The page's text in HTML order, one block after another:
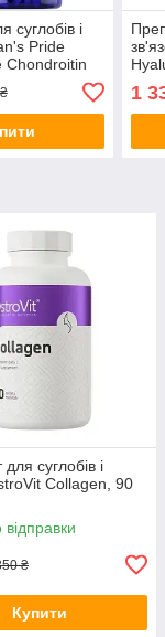
суглобів і
Pride
Chondroitin
Formula,
1
суглобів і
Collagen, 90
₴
Купити